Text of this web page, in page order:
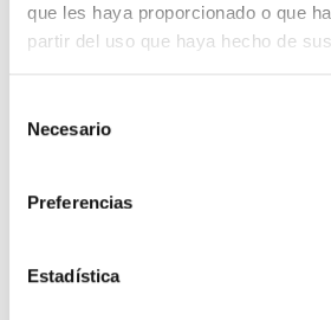
que les haya proporcionado o que
partir del uso que haya hecho de
de cookies
Necesario
Preferencias
Estadística
13 OCTUBRE, 2024